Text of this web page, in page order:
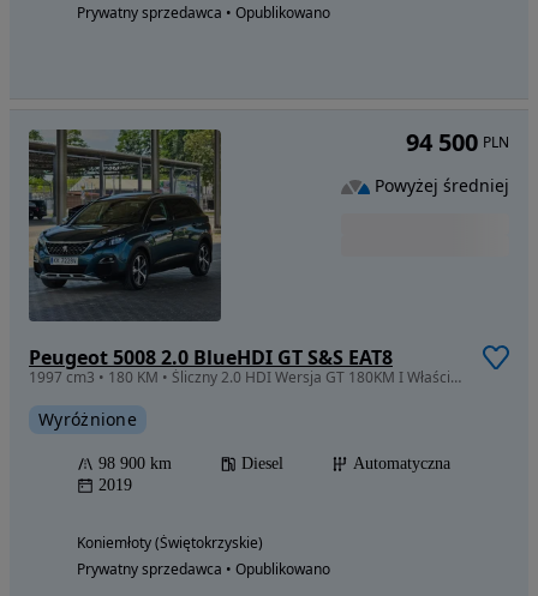
Prywatny sprzedawca • Opublikowano
Peugeot 5008 2.0 BlueHDI GT S&S EAT8
1997 cm3 • 180 KM • Śliczny 2.0 HDI Wersja GT 180KM I Właściciel Salon Polska Wyposa. FULL
Wyróżnione
98 900 km Diesel
Automatyczna
2019
Koniemłoty (Świętokrzyskie)
Prywatny sprzedawca • Opublikowano
94 500 PLN
Powyżej średniej